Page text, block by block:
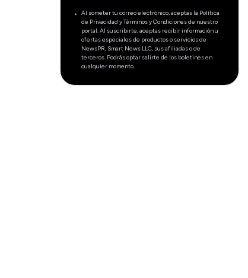
Al someter tu correo electrónico, aceptas la Política
de Privacidad y Términos y Condiciones de nuestro
portal. Al suscribirte, aceptas recibir información u
ofertas especiales de productos o servicios de
NewsPR, Smart News LLC, sus afiliadas o de
terceros. Podrás optar salirte de los boletines en
cualquier momento.